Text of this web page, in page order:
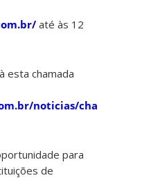
até às 12
esta chamada
noticias/chamada-
para
de